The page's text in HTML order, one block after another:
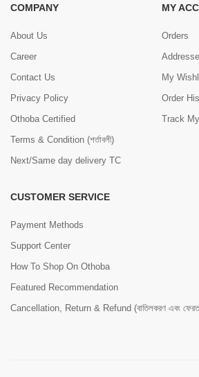
COMPANY
About Us
Career
Contact Us
Privacy Policy
Othoba Certified
Terms & Condition (শর্তাবলী)
Next/Same day delivery TC
MY
Orders
My
Order
Track
CUSTOMER SERVICE
Payment Methods
Support Center
How To Shop On Othoba
Featured Recommendation
Cancellation, Return & Refund (বাতিলকরণ এবং